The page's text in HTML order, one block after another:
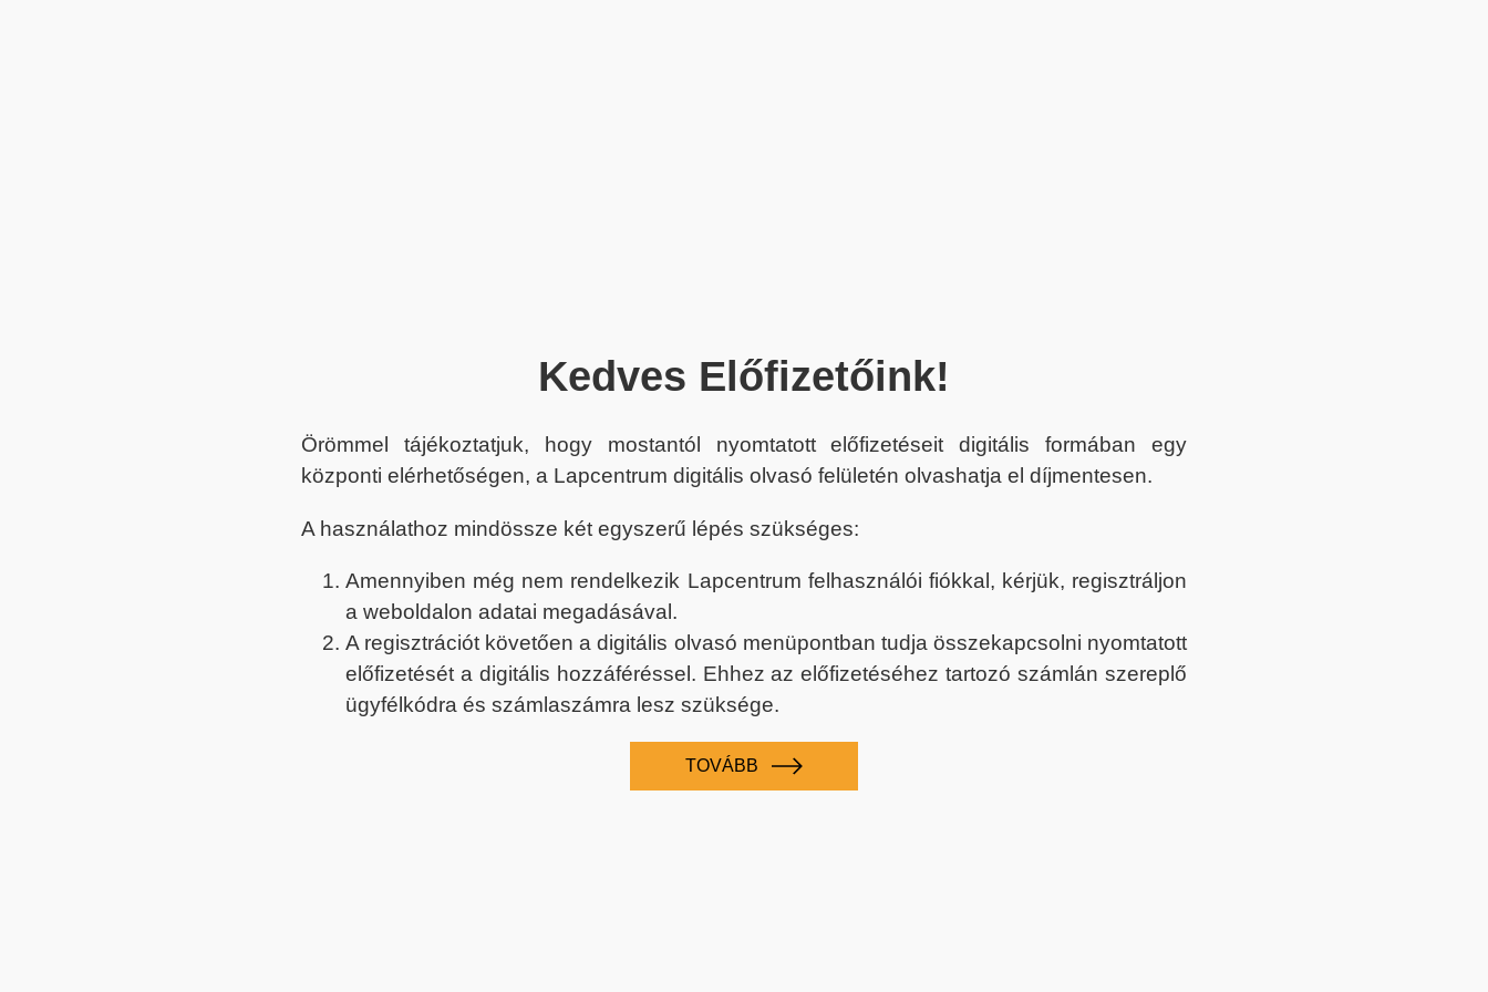
Kedves Előfizetőink!
Örömmel tájékoztatjuk, hogy mostantól nyomtatott előfizetéseit digitális formában egy
központi elérhetőségen, a Lapcentrum digitális olvasó felületén olvashatja el díjmentesen.
A használathoz mindössze két egyszerű lépés szükséges:
Amennyiben még nem rendelkezik Lapcentrum felhasználói fiókkal, kérjük, regisztráljon
a weboldalon adatai megadásával.
A regisztrációt követően a digitális olvasó menüpontban tudja összekapcsolni nyomtatott
előfizetését a digitális hozzáféréssel. Ehhez az előfizetéséhez tartozó számlán szereplő
ügyfélkódra és számlaszámra lesz szüksége.
TOVÁBB